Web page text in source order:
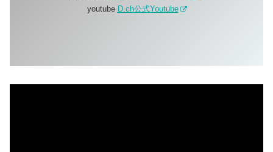
youtube D.ch公式Youtube